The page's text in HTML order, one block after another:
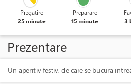
Pregatire
25 minute
Preparare
15 minute
3
Prezentare
Un aperitiv festiv, de care se bucura